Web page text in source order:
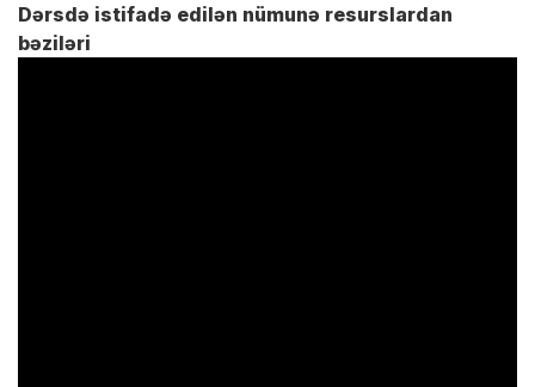
Dərsdə istifadə edilən nümunə resurslardan
bəziləri